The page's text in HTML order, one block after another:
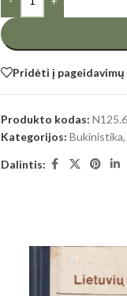
Pridėti į pageidavimų
Produkto kodas:
Kategorijos: Bukinistika,
Dalintis: